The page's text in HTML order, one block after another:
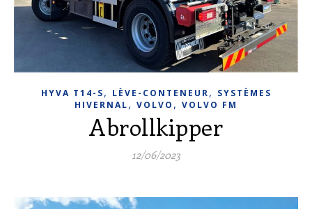
HYVA T14-S, LÈVE-CONTENEUR, SYSTÈMES
HIVERNAL, VOLVO , VOLVO FM
Abrollkipper
12/06/2023